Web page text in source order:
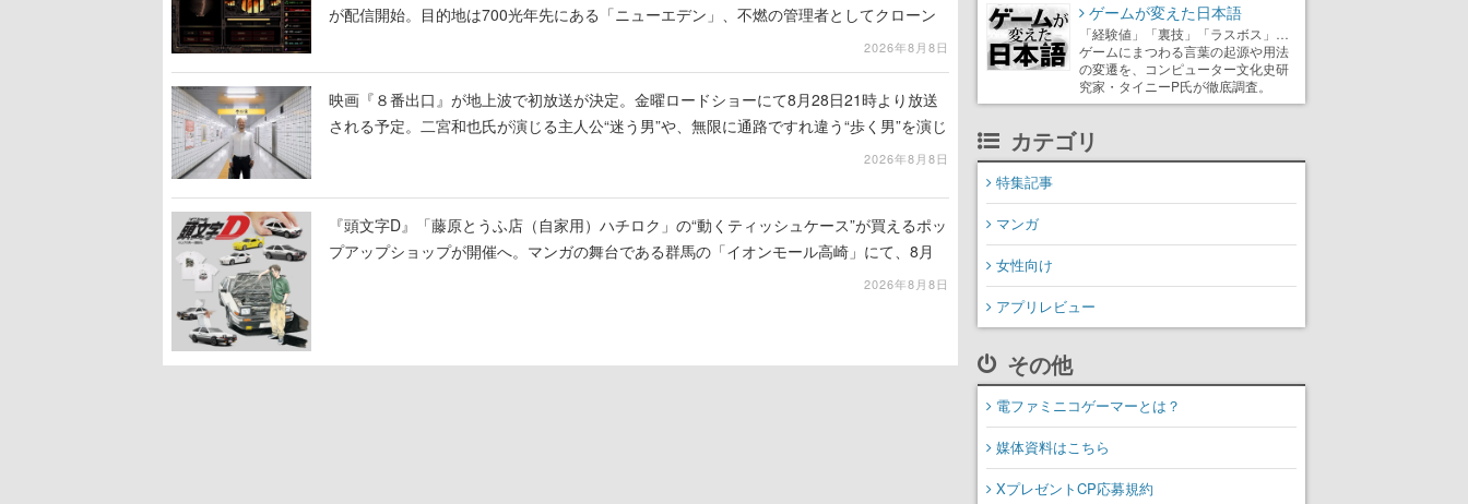
が配信開始。目的地は700光年先にある「ニューエデン」、不燃の管理者としてクローン
2026年8月8日
映画『８番出口』が地上波で初放送が決定。金曜ロードショーにて8月28日21時より放送
される予定。二宮和也氏が演じる主人公“迷う男”や、無限に通路ですれ違う“歩く男”を演じ
2026年8月8日
『頭文字D』「藤原とうふ店（自家用）ハチロク」の“動くティッシュケース”が買えるポッ
プアップショップが開催へ。マンガの舞台である群馬の「イオンモール高崎」にて、8月
2026年8月8日
ゲームが変えた日本語
「経験値」「裏技」「ラスボス」…
ゲームにまつわる言葉の起源や用法
の変遷を、コンピューター文化史研
究家・タイニーP氏が徹底調査。
カテゴリ
特集記事
マンガ
女性向け
アプリレビュー
その他
電ファミニコゲーマーとは？
媒体資料はこちら
XプレゼントCP応募規約